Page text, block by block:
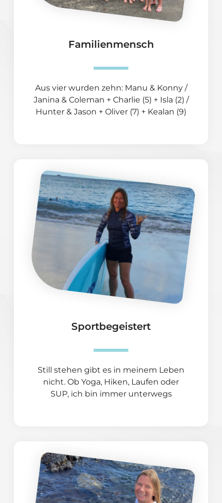
Familienmensch
Aus vier wurden zehn: Manu & Konny /
Janina & Coleman + Charlie (5) + Isla (2) /
Hunter & Jason + Oliver (7) + Kealan (9)
Sportbegeistert
Still stehen gibt es in meinem Leben
nicht. Ob Yoga, Hiken, Laufen oder
SUP, ich bin immer unterwegs